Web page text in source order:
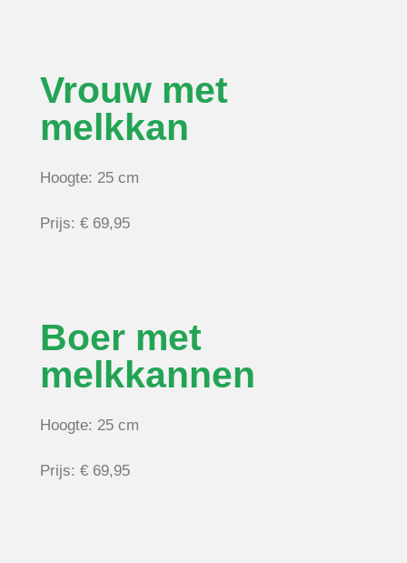
Vrouw met
melkkan
Hoogte: 25 cm
Prijs: € 69,95
Boer met
melkkannen
Hoogte: 25 cm
Prijs: € 69,95